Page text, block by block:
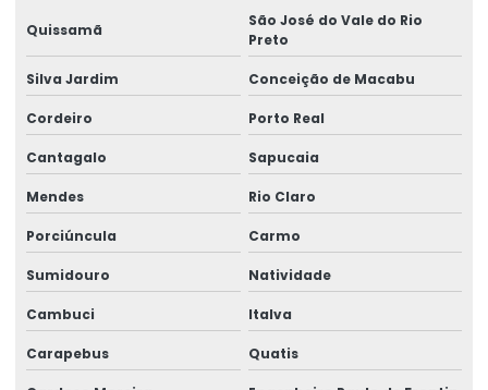
Etiquetas Em Papel Para Diversos Usos
Etiquetas Para Brindes E Promoções
Etiquetas Para Classificação De Produtos
Etiquetas Para Comércio
Etiquetas Para Embalagens E Produtos
Etiquetas Para Marcação De Preços
Etiquetas Para Produtos Alimentícios
Etiquetas Para Produtos Artesanais E Industriais
Quissamã
São José do Vale do Rio
Preto
Silva Jardim Conceição de Macabu
Cordeiro Porto Real
Cantagalo Sapucaia
Mendes Rio Claro
Porciúncula Carmo
Sumidouro Natividade
Cambuci Italva
Carapebus Quatis